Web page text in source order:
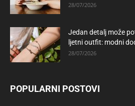
28/07/2026
Jedan detalj može
ljetni outfit: modni
28/07/2026
POPULARNI POSTOVI